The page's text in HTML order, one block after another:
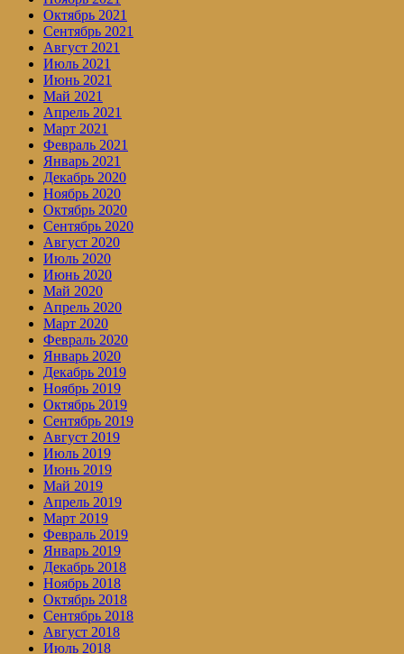
Октябрь 2021
Сентябрь 2021
Август 2021
Июль 2021
Июнь 2021
Май 2021
Апрель 2021
Март 2021
Февраль 2021
Январь 2021
Декабрь 2020
Ноябрь 2020
Октябрь 2020
Сентябрь 2020
Август 2020
Июль 2020
Июнь 2020
Май 2020
Апрель 2020
Март 2020
Февраль 2020
Январь 2020
Декабрь 2019
Ноябрь 2019
Октябрь 2019
Сентябрь 2019
Август 2019
Июль 2019
Июнь 2019
Май 2019
Апрель 2019
Март 2019
Февраль 2019
Январь 2019
Декабрь 2018
Ноябрь 2018
Октябрь 2018
Сентябрь 2018
Август 2018
Июль 2018